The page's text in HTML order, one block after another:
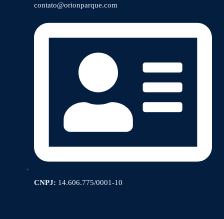
contato@orionparque.com
CNPJ: 14.606.775/0001-10